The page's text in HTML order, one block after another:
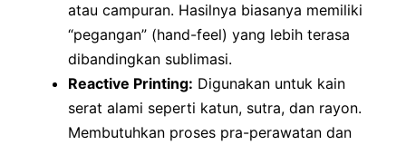
atau campuran. Hasilnya biasanya memiliki
“pegangan” (hand-feel) yang lebih terasa
dibandingkan sublimasi.
Reactive Printing: Digunakan untuk kain
serat alami seperti katun, sutra, dan rayon.
Membutuhkan proses pra-perawatan dan